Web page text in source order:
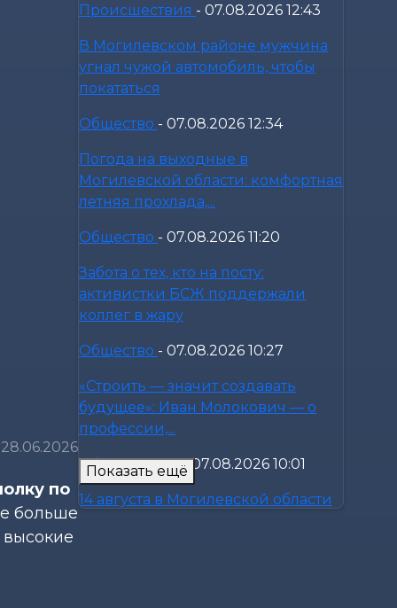
28.06.2026
по
больше
Происшествия - 07.08.2026 12:43
В Могилевском районе мужчина
угнал чужой автомобиль, чтобы
покататься
Общество - 07.08.2026 12:34
Погода на выходные в
Могилевской области: комфортная
летняя прохлада,...
Общество - 07.08.2026 11:20
Забота о тех, кто на посту:
активистки БСЖ поддержали
коллег в жару
Общество - 07.08.2026 10:27
«Строить — значит создавать
будущее»: Иван Молокович — о
профессии,...
Официально -07.08.2026 10:01
14 августа в Могилевской области
Показать ещё